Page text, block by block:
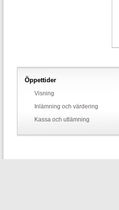
Öppettider
Visning
Inlämning och värdering
Kassa och utlämning